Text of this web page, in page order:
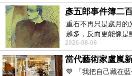
【ORENDA】
彥五郎事件簿二
重石不再只是歲月的
越多，反而更能像是
習慣一如縱容，成了
2026-08-06
💙 「我把自己藏在